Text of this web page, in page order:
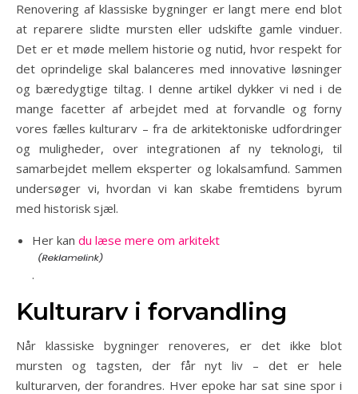
Renovering af klassiske bygninger er langt mere end blot
at reparere slidte mursten eller udskifte gamle vinduer.
Det er et møde mellem historie og nutid, hvor respekt for
det oprindelige skal balanceres med innovative løsninger
og bæredygtige tiltag. I denne artikel dykker vi ned i de
mange facetter af arbejdet med at forvandle og forny
vores fælles kulturarv – fra de arkitektoniske udfordringer
og muligheder, over integrationen af ny teknologi, til
samarbejdet mellem eksperter og lokalsamfund. Sammen
undersøger vi, hvordan vi kan skabe fremtidens byrum
med historisk sjæl.
Her kan du læse mere om arkitekt
.
Kulturarv i forvandling
Når klassiske bygninger renoveres, er det ikke blot
mursten og tagsten, der får nyt liv – det er hele
kulturarven, der forandres. Hver epoke har sat sine spor i